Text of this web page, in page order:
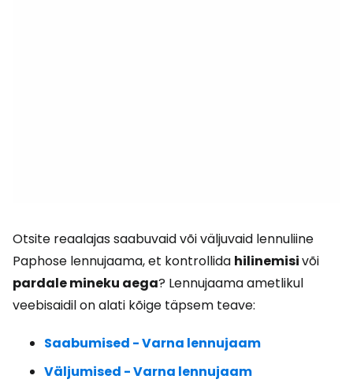
Otsite reaalajas saabuvaid või väljuvaid lennuliine
Paphose lennujaama, et kontrollida hilinemisivõi
pardale mineku aega? Lennujaama ametlikul
veebisaidil on alati kõige täpsem teave:
Saabumised - Varna lennujaam
Väljumised - Varna lennujaam